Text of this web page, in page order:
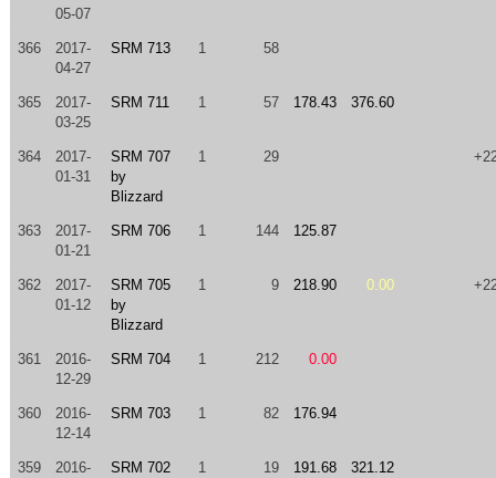
05-07
366
2017-
04-27
SRM 713 1 58
365
2017-
03-25
SRM 711 1 57 178.43 376.60
364
2017-
01-31
SRM 707
by
Blizzard
1 29
363
2017-
01-21
SRM 706 1 144 125.87
362
2017-
01-12
SRM 705
by
Blizzard
1 9 218.90 0.00
361
2016-
12-29
SRM 704 1 212 0.00
360
2016-
12-14
SRM 703 1 82 176.94
359
2016-
SRM 702 1 19 191.68 321.12